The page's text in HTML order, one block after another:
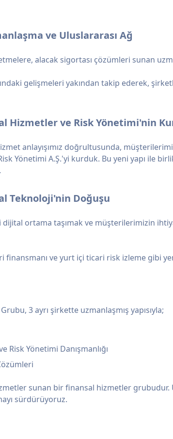
ve Uluslararası Ağ
alacak sigortası çözümleri sunan
gelişmeleri yakından takip ederek,
Hizmetler ve Risk Yönetimi'nin
anlayışımız doğrultusunda,
Yönetimi A.Ş.'yi kurduk. Bu yeni yapı ile
Teknoloji'nin Doğuşu
ortama taşımak ve müşterilerimizin
finansmanı ve yurt içi ticari risk izleme gibi
3 ayrı şirkette uzmanlaşmış yapısıyla;
Risk Yönetimi Danışmanlığı
sunan bir finansal hizmetler
sürdürüyoruz.